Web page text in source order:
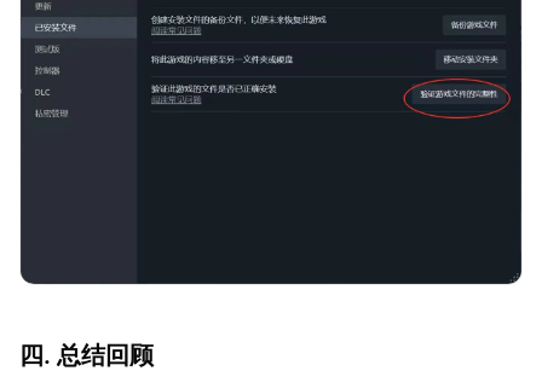
四. 总结回顾